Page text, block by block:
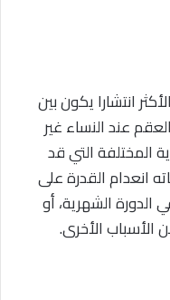
انتشارا يكون بين
عند النساء غير
المختلفة التي قد
انعدام القدرة على
الشهرية، أو
الأسباب الأخرى.